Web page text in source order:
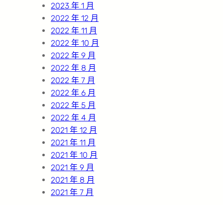
2023 年 1 月
2022 年 12 月
2022 年 11 月
2022 年 10 月
2022 年 9 月
2022 年 8 月
2022 年 7 月
2022 年 6 月
2022 年 5 月
2022 年 4 月
2021 年 12 月
2021 年 11 月
2021 年 10 月
2021 年 9 月
2021 年 8 月
2021 年 7 月